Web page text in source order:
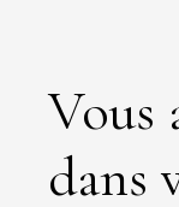
Vous
dans